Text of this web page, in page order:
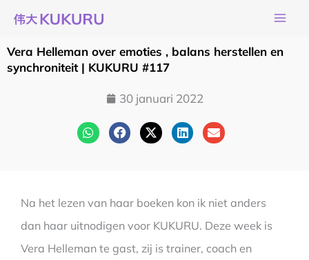
naar
de
inhoud
Vera Helleman over emoties , balans herstellen en
synchroniteit | KUKURU #117
30 januari 2022
Na het lezen van haar boeken kon ik niet anders
dan haar uitnodigen voor KUKURU. Deze week is
Vera Helleman te gast, zij is trainer, coach en